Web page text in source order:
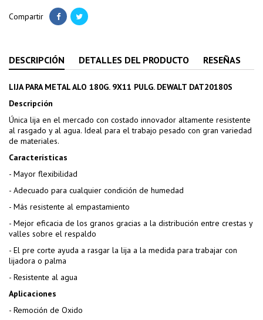
Compartir
DESCRIPCIÓN DETALLES DEL PRODUCTO RESEÑAS
LIJA PARA METAL ALO 180G. 9X11 PULG. DEWALT DAT20180S
Descripción
Única lija en el mercado con costado innovador altamente resistente
al rasgado y al agua. Ideal para el trabajo pesado con gran variedad
de materiales.
Características
- Mayor flexibilidad
- Adecuado para cualquier condición de humedad
- Más resistente al empastamiento
- Mejor eficacia de los granos gracias a la distribución entre crestas y
valles sobre el respaldo
- El pre corte ayuda a rasgar la lija a la medida para trabajar con
lijadora o palma
- Resistente al agua
Aplicaciones
- Remoción de Oxido